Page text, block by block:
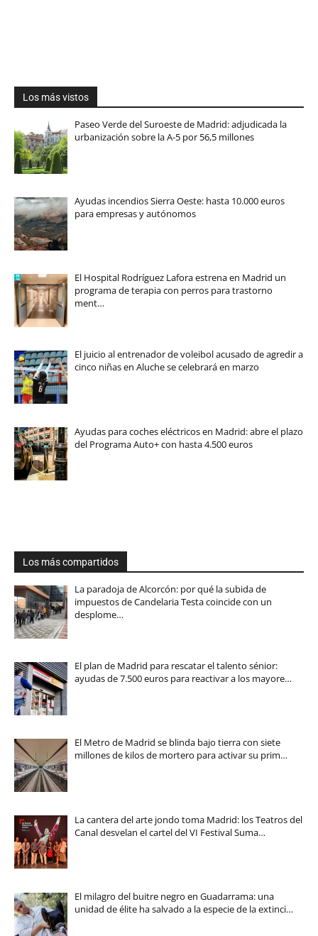
Los más vistos
Paseo Verde del Suroeste de Madrid: adjudicada la
urbanización sobre la A-5 por 56,5 millones
Ayudas incendios Sierra Oeste: hasta 10.000 euros
para empresas y autónomos
El Hospital Rodríguez Lafora estrena en Madrid un
programa de terapia con perros para trastorno
ment…
El juicio al entrenador de voleibol acusado de agredir a
cinco niñas en Aluche se celebrará en marzo
Ayudas para coches eléctricos en Madrid: abre el plazo
del Programa Auto+ con hasta 4.500 euros
Los más compartidos
La paradoja de Alcorcón: por qué la subida de
impuestos de Candelaria Testa coincide con un
desplome…
El plan de Madrid para rescatar el talento sénior:
ayudas de 7.500 euros para reactivar a los mayore…
El Metro de Madrid se blinda bajo tierra con siete
millones de kilos de mortero para activar su prim…
La cantera del arte jondo toma Madrid: los Teatros del
Canal desvelan el cartel del VI Festival Suma…
El milagro del buitre negro en Guadarrama: una
unidad de élite ha salvado a la especie de la extinci…